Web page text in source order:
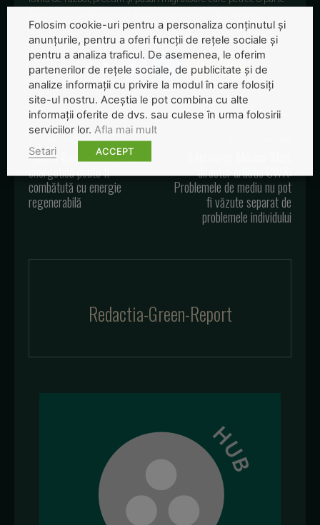
Articolul precedent
Raport Bankwatch: Sărăcia
energetică poate fi
combătută cu energie
regenerabilă
director artistic OWR:
Problemele de mediu nu pot
fi văzute separat de
problemele individului
Redactia-Green-Report
Folosim cookie-uri pentru a personaliza conținutul și
anunțurile, pentru a oferi funcții de rețele sociale și
pentru a analiza traficul. De asemenea, le oferim
partenerilor de rețele sociale, de publicitate și de
analize informații cu privire la modul în care folosiți
site-ul nostru. Aceștia le pot combina cu alte
informații oferite de dvs. sau culese în urma folosirii
serviciilor lor. Afla mai mult
Setari
ACCEPT